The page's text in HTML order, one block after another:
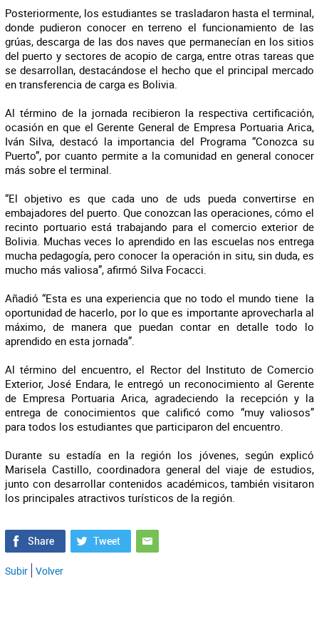
Posteriormente, los estudiantes se trasladaron hasta el terminal,
donde pudieron conocer en terreno el funcionamiento de las
grúas, descarga de las dos naves que permanecían en los sitios
del puerto y sectores de acopio de carga, entre otras tareas que
se desarrollan, destacándose el hecho que el principal mercado
en transferencia de carga es Bolivia.
Al término de la jornada recibieron la respectiva certificación,
ocasión en que el Gerente General de Empresa Portuaria Arica,
Iván Silva, destacó la importancia del Programa “Conozca su
Puerto”, por cuanto permite a la comunidad en general conocer
más sobre el terminal.
“El objetivo es que cada uno de uds pueda convertirse en
embajadores del puerto. Que conozcan las operaciones, cómo el
recinto portuario está trabajando para el comercio exterior de
Bolivia. Muchas veces lo aprendido en las escuelas nos entrega
mucha pedagogía, pero conocer la operación in situ, sin duda, es
mucho más valiosa”, afirmó Silva Focacci.
Añadió “Esta es una experiencia que no todo el mundo tiene la
oportunidad de hacerlo, por lo que es importante aprovecharla al
máximo, de manera que puedan contar en detalle todo lo
aprendido en esta jornada”.
Al término del encuentro, el Rector del Instituto de Comercio
Exterior, José Endara, le entregó un reconocimiento al Gerente
de Empresa Portuaria Arica, agradeciendo la recepción y la
entrega de conocimientos que calificó como “muy valiosos”
para todos los estudiantes que participaron del encuentro.
Durante su estadía en la región los jóvenes, según explicó
Marisela Castillo, coordinadora general del viaje de estudios,
junto con desarrollar contenidos académicos, también visitaron
los principales atractivos turísticos de la región.
Subir Volver